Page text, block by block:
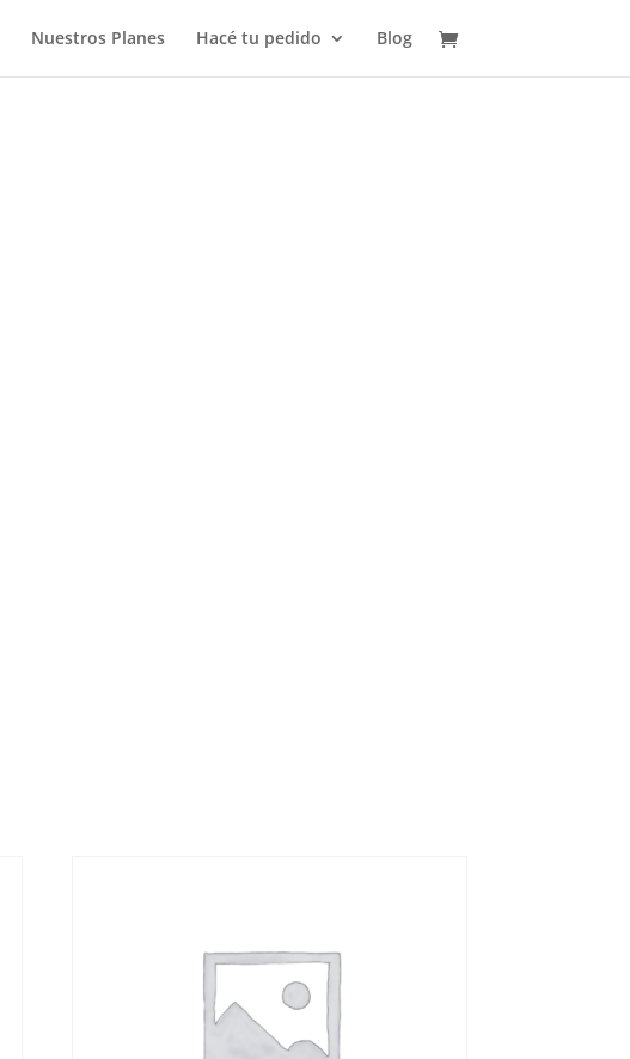
Nuestros Planes Hacé tu pedido Blog